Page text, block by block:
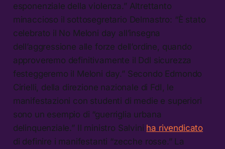
esponenziale della violenza.” Altrettanto
minaccioso il sottosegretario Delmastro: “È stato
celebrato il No Meloni day all’insegna
dell’aggressione alle forze dell’ordine, quando
approveremo definitivamente il Ddl sicurezza
festeggeremo il Meloni day.” Secondo Edmondo
Cirielli, della direzione nazionale di FdI, le
manifestazioni con studenti di medie e superiori
sono un esempio di “guerriglia urbana
delinquenziale.” Il ministro Salvini ha rivendicato
di definire i manifestanti “zecche rosse.” La